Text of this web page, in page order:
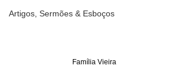
Artigos, Sermões & Esboços
Família Vieira